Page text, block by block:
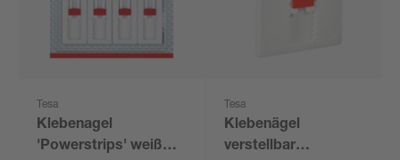
Tesa
Klebenagel
'Powerstrips' weiß
Tesa
Klebenägel
verstellbar